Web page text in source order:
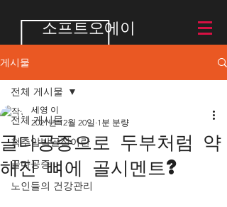
소프트오에이
게시물
전체 게시물
척추압박골절이란
골다공증
노인들의 건강관리
전체 게시물
골다공증으로 두부처럼 약
해진 뼈에 골시멘트?
세영 이
2021년 12월 20일 1분 분량